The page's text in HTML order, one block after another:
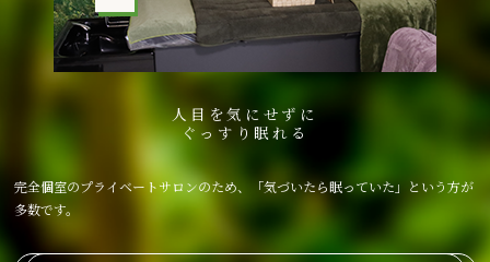
人目を気にせずに
ぐっすり眠れる
完全個室のプライベートサロンのため、「気づいたら眠っていた」という方が
多数です。